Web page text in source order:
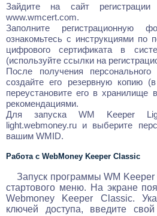
Зайдите на сайт
www.wmcert.com.
Заполните
ознакомьтесь с инструкциями по
цифрового сертификата в
(используйте ссылки на
После получения персонального
создайте его резервную копию
переустановите его в хранилище
рекомендациями.
Для запуска WM Keeper
light.webmoney.ru и выберите
вашим WMID.
Работа с WebMoney Keeper Classic
Запуск программы WM Keeper
стартового меню. На экране
Webmoney Keeper Classic.
ключей доступа, введите